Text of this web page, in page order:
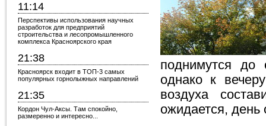
11:14
Перспективы использования научных
разработок для предприятий
строительства и лесопромышленного
комплекса Красноярского края
21:38
Красноярск входит в ТОП-3 самых
популярных горнолыжных направлений
21:35
Кордон Чул-Аксы. Там спокойно,
размеренно и интересно...
поднимутся до
однако к
воздуха
ожидается,